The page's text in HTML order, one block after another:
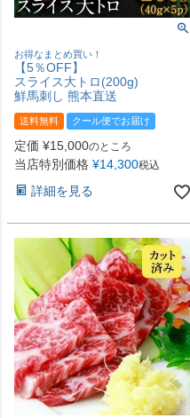
お得なまとめ買い！
【5％OFF】
スライス大トロ(200g)
鮮馬刺し 熊本直送
送料無料 クール便でお届け
定価 ¥15,000のところ
当店特別価格 ¥14,300税込
詳細を見る